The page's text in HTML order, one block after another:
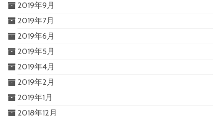
2019年9月
2019年7月
2019年6月
2019年5月
2019年4月
2019年2月
2019年1月
2018年12月